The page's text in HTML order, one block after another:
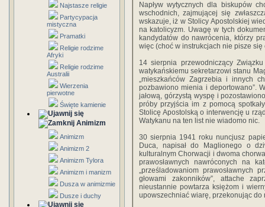
Najstasze religie
Partycypacja
mistyczna
Pramatki
Religie rodzime
Afryki
Religie rodzime
Australii
Wierzenia
pierwotne
Święte kamienie
Animizm
Animizm
Animizm 2
Animizm Tylora
Animizm i manizm
Dusza w animizmie
Dusze i duchy
Napływ wytycznych dla biskupów
wschodnich, zajmującej się
wskazuje, iż w Stolicy Apostolskiej
na katolicyzm. Uwagę w tych
kandydatów do nawrócenia, którzy
więc (choć w instrukcjach nie pisze
14 sierpnia przewodniczący Związku
watykańskiemu sekretarzowi stanu
„mieszkańców Zagrzebia i innych
pozbawiono mienia i deportowano”.
jałową, górzystą wyspę i
próby przyjścia im z pomocą
Stolicę Apostolską o interwencję u
Watykanu na ten list nie wiadomo nic.
30 sierpnia 1941 roku nuncjusz
Duca, napisał do Maglionego o
kulturalnym Chorwacji i dwoma
prawosławnych nawróconych na
„prześladowaniom prawosławnych
głowami zakonników”, attache
nieustannie powtarza księżom i
upowszechniać wiarę, przekonując do